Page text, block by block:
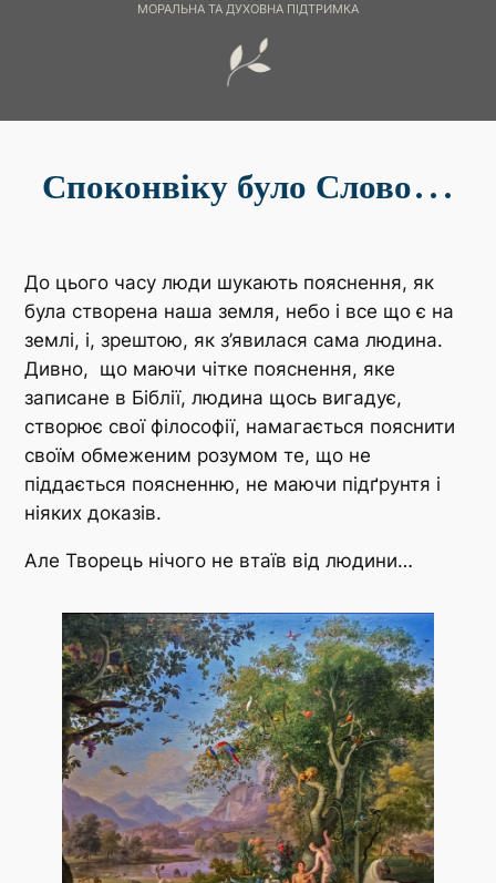
МОРАЛЬНА ТА ДУХОВНА ПІДТРИМКА
Споконвіку було Слово…
До цього часу люди шукають пояснення, як
була створена наша земля, небо і все що є на
землі, і, зрештою, як з’явилася сама людина.
Дивно, що маючи чітке пояснення, яке
записане в Біблії, людина щось вигадує,
створює свої філософії, намагається пояснити
своїм обмеженим розумом те, що не
піддається поясненню, не маючи підґрунтя і
ніяких доказів.
Але Творець нічого не втаїв від людини…